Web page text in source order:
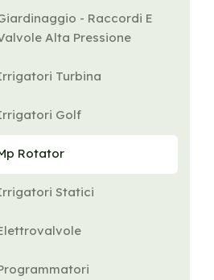
- Raccordi E
Alta Pressione
Turbina
Golf
Rotator
Statici